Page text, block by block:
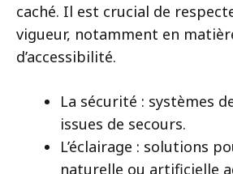
caché. Il est crucial de
vigueur, notamment en
d’accessibilité.
La sécurité : systèmes
issues de secours.
L’éclairage : solutions
naturelle ou artificielle